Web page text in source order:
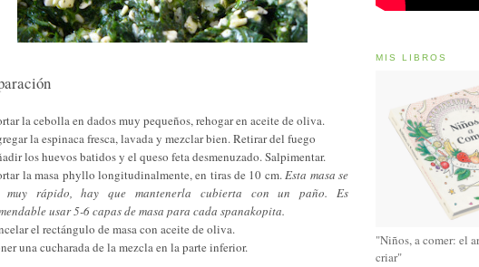
la cebolla en dados muy pequeños, rehogar en aceite de oliva.
la espinaca fresca, lavada y mezclar bien. Retirar del fuego
los huevos batidos y el queso feta desmenuzado. Salpimentar.
la masa phyllo longitudinalmente, en tiras de 10 cm.Esta masa se
muy rápido, hay que mantenerla cubierta con un paño. Es
usar 5-6 capas de masa para cada spanakopita.
el rectángulo de masa con aceite de oliva.
una cucharada de la mezcla en la parte inferior.
MIS LIBROS
"Niños, a comer: el
criar"